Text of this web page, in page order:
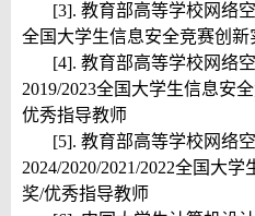
[3]. 教育部高等学校网络
全国大学生信息安全竞赛创
[4]. 教育部高等学校网络
2019/2023全国大学生信息安
优秀指导教师
[5]. 教育部高等学校网络
2024/2020/2021/2022全国大
奖/优秀指导教师